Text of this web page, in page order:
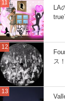
LA
ス！